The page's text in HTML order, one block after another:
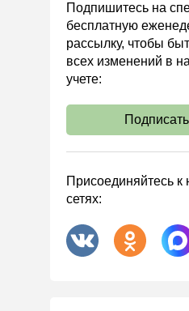
Охрана труда и
Охрана труда
Налоговое
Финансовый
Договоры
ООО
АО
Госзакупки
Подпишитесь на
бесплатную
рассылку, чтобы
всех изменений в
учете:
Присоединяйтесь к
сетях: